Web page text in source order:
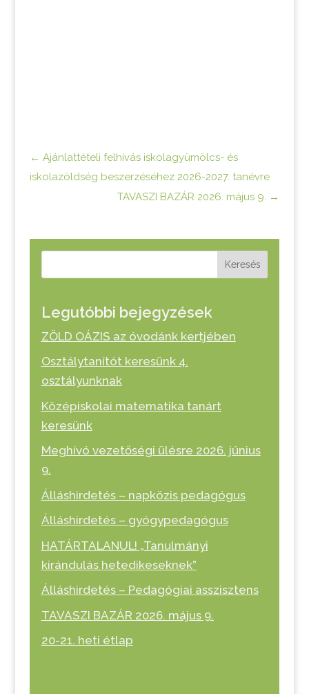
← Ajánlattételi felhívás iskolagyümölcs- és
iskolazöldség beszerzéséhez 2026-2027. tanévre
TAVASZI BAZÁR 2026. május 9. →
Keresés
Legutóbbi bejegyzések
ZÖLD OÁZIS az óvodánk kertjében
Osztálytanítót keresünk 4.
osztályunknak
Középiskolai matematika tanárt
keresünk
Meghívó vezetőségi ülésre 2026. június
9.
Álláshirdetés – napközis pedagógus
Álláshirdetés – gyógypedagógus
HATÁRTALANUL! „Tanulmányi
kirándulás hetedikeseknek”
Álláshirdetés – Pedagógiai asszisztens
TAVASZI BAZÁR 2026. május 9.
20-21. heti étlap